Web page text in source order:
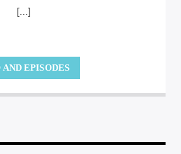
[...]
AND EPISODES